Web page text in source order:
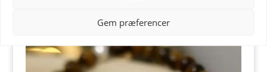
Gem præferencer